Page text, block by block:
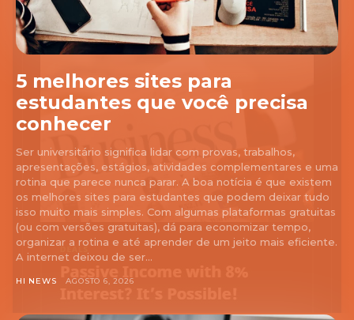
5 melhores sites para
estudantes que você precisa
conhecer
Ser universitário significa lidar com provas, trabalhos,
apresentações, estágios, atividades complementares e uma
rotina que parece nunca parar. A boa notícia é que existem
os melhores sites para estudantes que podem deixar tudo
isso muito mais simples. Com algumas plataformas gratuitas
(ou com versões gratuitas), dá para economizar tempo,
organizar a rotina e até aprender de um jeito mais eficiente.
A internet deixou de ser...
HI NEWS AGOSTO 6, 2026